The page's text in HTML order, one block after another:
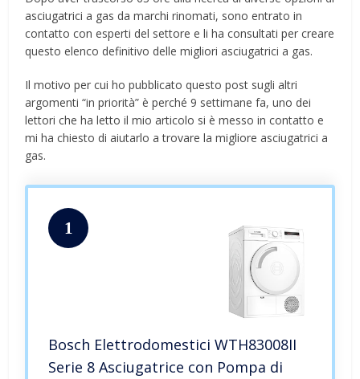
asciugatrici a gas da marchi rinomati, sono entrato in
contatto con esperti del settore e li ha consultati per creare
questo elenco definitivo delle migliori asciugatrici a gas.
Il motivo per cui ho pubblicato questo post sugli altri
argomenti “in priorità” è perché 9 settimane fa, uno dei
lettori che ha letto il mio articolo si è messo in contatto e
mi ha chiesto di aiutarlo a trovare la migliore asciugatrici a
gas.
1
Bosch Elettrodomestici WTH83008II
Serie 8 Asciugatrice con Pompa di